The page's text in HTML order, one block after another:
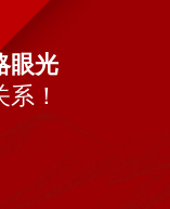
眼光
！